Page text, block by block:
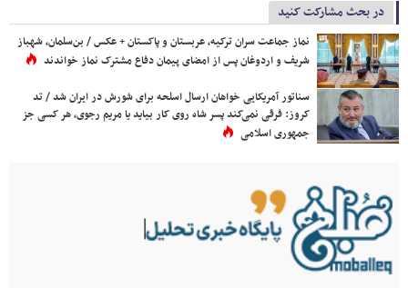
در بحث مشارکت کنید
نماز جماعت سران ترکیه، عربستان و پاکستان + عکس / بن‌سلمان، شهباز
شریف و اردوغان پس از امضای پیمان دفاع مشترک نماز خواندند
سناتور آمریکایی خواهان ارسال اسلحه برای شورش در ایران شد / تد
کروز: فرقی نمی‌کند پسر شاه روی کار بیاید یا مریم رجوی، هر کسی جز
جمهوری اسلامی